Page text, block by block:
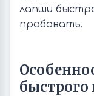
лапши
пробовать.
быстрого